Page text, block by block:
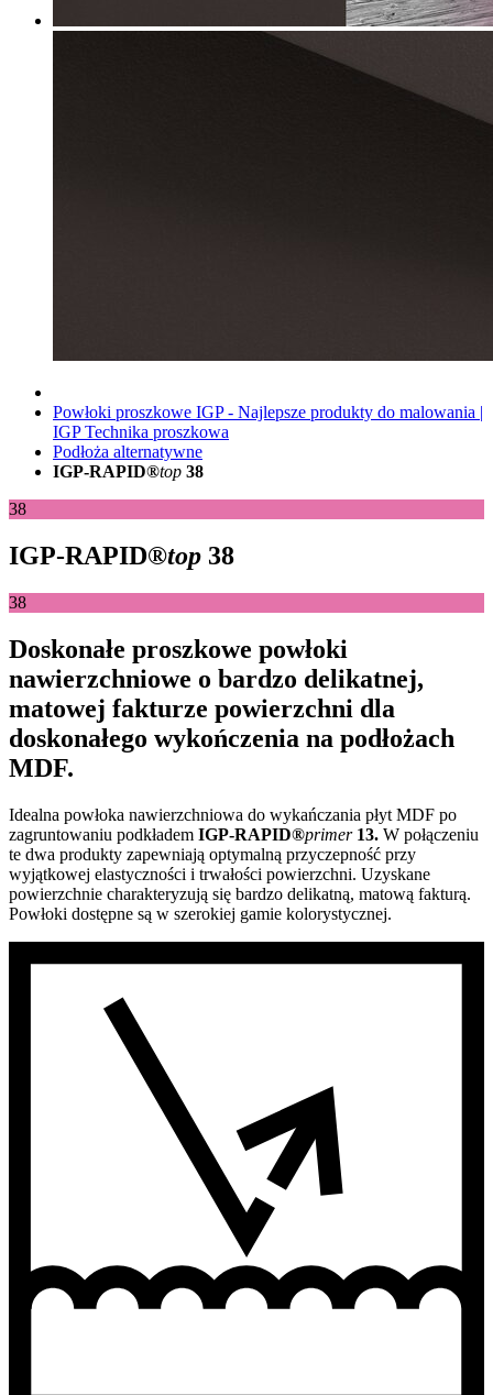
Powłoki proszkowe IGP - Najlepsze produkty do malowania |
IGP Technika proszkowa
Podłoża alternatywne
IGP-RAPID®top 38
38
IGP-RAPID®top 38
38
Doskonałe proszkowe powłoki
nawierzchniowe o bardzo delikatnej,
matowej fakturze powierzchni dla
doskonałego wykończenia na podłożach
MDF.
Idealna powłoka nawierzchniowa do wykańczania płyt MDF po
zagruntowaniu podkładem IGP-RAPID®primer 13. W połączeniu
te dwa produkty zapewniają optymalną przyczepność przy
wyjątkowej elastyczności i trwałości powierzchni. Uzyskane
powierzchnie charakteryzują się bardzo delikatną, matową fakturą.
Powłoki dostępne są w szerokiej gamie kolorystycznej.